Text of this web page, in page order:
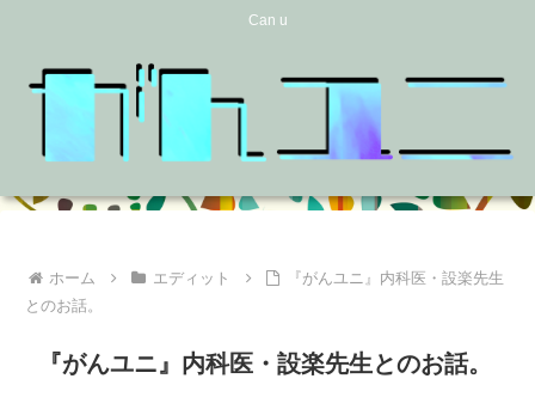
Can u
ホーム エディット
『がんユニ』内科医・設楽先生
とのお話。
『がんユニ』内科医・設楽先生とのお話。